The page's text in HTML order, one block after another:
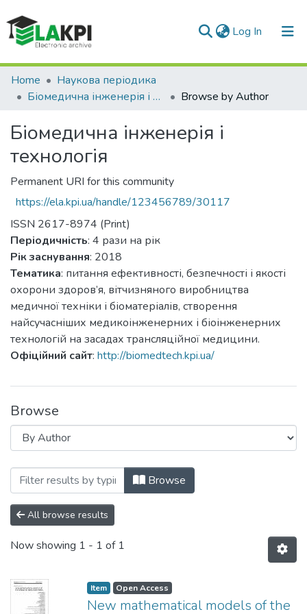
Log In (current)
Communities & Collections
All of DSpace
Home
Наукова періодика
Біомедична інженерія і технологія
Browse by Author
Біомедична інженерія і
технологія
Permanent URI for this community
https://ela.kpi.ua/handle/123456789/30117
ISSN 2617-8974 (Print)
Періодичність: 4 рази на рік
Рік заснування: 2018
Тематика: питання ефективності, безпечності і якості
охорони здоров’я, вітчизняного виробництва
медичної техніки і біоматеріалів, створення
найсучасніших медикоінженерних і біоінженерних
технологій на засадах трансляційної медицини.
Офіційний сайт: http://biomedtech.kpi.ua/
Browse
Browsing Біомедична інженерія і
Browse
All browse results
Now showing 1 - 1 of 1
Item Open Access
New mathematical models of the